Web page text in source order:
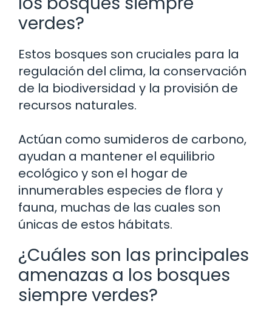
verdes?
Estos bosques son cruciales para la
regulación del clima, la conservación
de la biodiversidad y la provisión de
recursos naturales.
Actúan como sumideros de carbono,
ayudan a mantener el equilibrio
ecológico y son el hogar de
innumerables especies de flora y
fauna, muchas de las cuales son
únicas de estos hábitats.
¿Cuáles son las principales
amenazas a los bosques
siempre verdes?